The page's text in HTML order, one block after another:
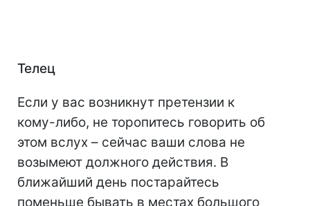
Телец
Если у вас возникнут претензии к
кому-либо, не торопитесь говорить об
этом вслух – сейчас ваши слова не
возымеют должного действия. В
ближайший день постарайтесь
поменьше бывать в местах большого